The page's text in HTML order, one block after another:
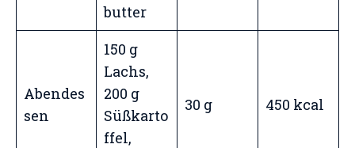
butter
Abendes
sen
150 g
Lachs,
200 g
Süßkarto
ffel,
30 g 450 kcal